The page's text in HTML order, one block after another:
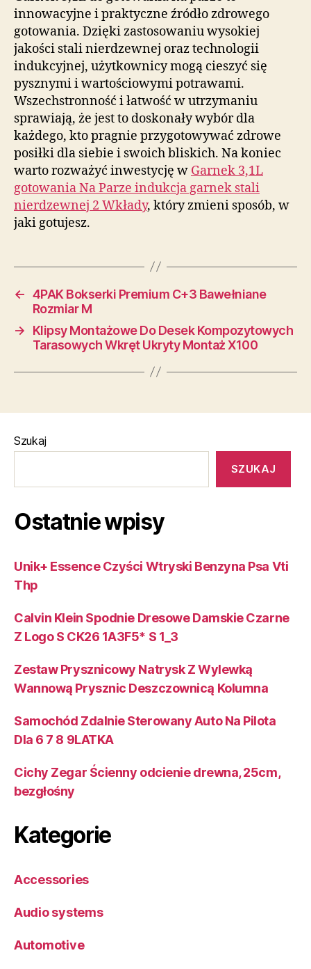
innowacyjne i praktyczne źródło zdrowego
gotowania. Dzięki zastosowaniu wysokiej
jakości stali nierdzewnej oraz technologii
indukcyjnej, użytkownicy mogą cieszyć się
pysznymi i wartościowymi potrawami.
Wszechstronność i łatwość w utrzymaniu
sprawiają, że jest to doskonały wybór dla
każdego, kto pragnie przygotowywać zdrowe
posiłki dla siebie i swoich bliskich. Na koniec
warto rozważyć inwestycję w Garnek 3,1L
gotowania Na Parze indukcja garnek stali
nierdzewnej 2 Wkłady, który zmieni sposób, w
jaki gotujesz.
← 4PAK Bokserki Premium C+3 Bawełniane
Rozmiar M
→
Klipsy Montażowe Do Desek Kompozytowych
Tarasowych Wkręt Ukryty Montaż X100
Szukaj
SZUKAJ
Ostatnie wpisy
Unik+ Essence Czyści Wtryski Benzyna Psa Vti
Thp
Calvin Klein Spodnie Dresowe Damskie Czarne
Z Logo S CK26 1A3F5* S 1_3
Zestaw Prysznicowy Natrysk Z Wylewką
Wannową Prysznic Deszczownicą Kolumna
Samochód Zdalnie Sterowany Auto Na Pilota
Dla 6 7 8 9LATKA
Cichy Zegar Ścienny odcienie drewna, 25cm,
bezgłośny
Kategorie
Accessories
Audio systems
Automotive